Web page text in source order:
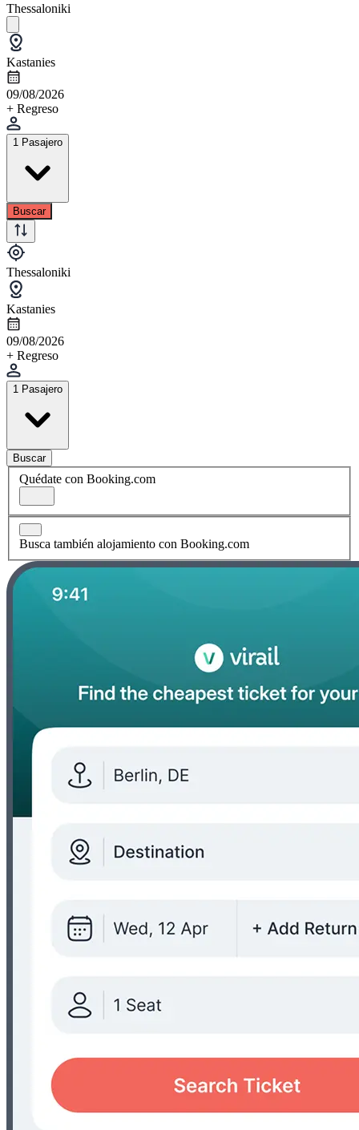
Thessaloniki
Kastanies
09/08/2026
+ Regreso
1 Pasajero
Buscar
Thessaloniki
Kastanies
09/08/2026
+ Regreso
1 Pasajero
Buscar
Quédate con Booking.com
Busca también alojamiento con Booking.com